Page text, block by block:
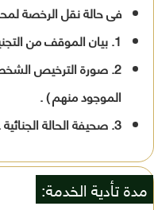
فى حالة نقل الرخصة
1. بيان الموقف من التجنيد اذا كان السن بين 21 ، 30 سنة .
2. صورة الترخيص
الموجود منهم ) .
3. صحيفة الحالة الجنائية .
مدة تأدية الخدمة: